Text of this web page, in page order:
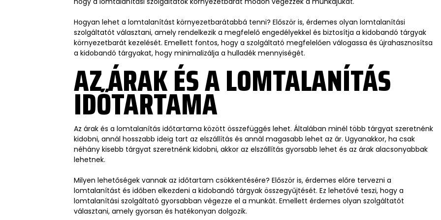
Hogyan lehet a lomtalanítást környezetbarátabbá tenni? Először is, érdemes olyan lomtalanítási
szolgáltatót választani, amely rendelkezik a megfelelő engedélyekkel és biztosítja a kidobandó tárgyak
környezetbarát kezelését. Emellett fontos, hogy a szolgáltató megfelelően válogassa és újrahasznosítsa
a kidobandó tárgyakat, hogy minimalizálja a hulladék mennyiségét.
AZ ÁRAK ÉS A LOMTALANÍTÁS
IDŐTARTAMA
Az árak és a lomtalanítás időtartama között összefüggés lehet. Általában minél több tárgyat szeretnénk
kidobni, annál hosszabb ideig tart az elszállítás és annál magasabb lehet az ár. Ugyanakkor, ha csak
néhány kisebb tárgyat szeretnénk kidobni, akkor az elszállítás gyorsabb lehet és az árak alacsonyabbak
lehetnek.
Milyen lehetőségek vannak az időtartam csökkentésére? Először is, érdemes előre tervezni a
lomtalanítást és időben elkezdeni a kidobandó tárgyak összegyűjtését. Ez lehetővé teszi, hogy a
lomtalanítási szolgáltató gyorsabban végezze el a munkát. Emellett érdemes olyan szolgáltatót
választani, amely gyorsan és hatékonyan dolgozik.